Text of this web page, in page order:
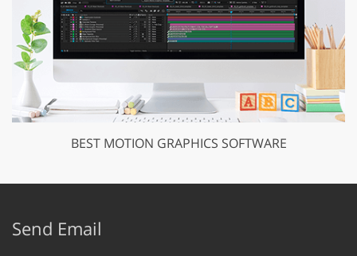
BEST MOTION GRAPHICS SOFTWARE
Send Email